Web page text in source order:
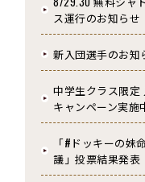
ス運行のお知らせ
新入団選手のお知
中学生クラス限定
キャンペーン実施
「#ドッキーの妹
議」投票結果発表